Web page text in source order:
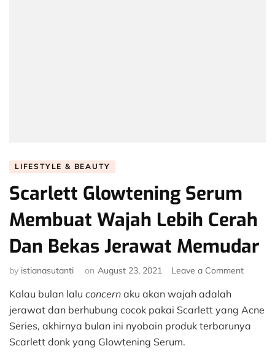
LIFESTYLE & BEAUTY
Scarlett Glowtening Serum
Membuat Wajah Lebih Cerah
Dan Bekas Jerawat Memudar
by istianasutanti on August 23, 2021 Leave a Commenton
Serum
Kalau bulan lalu concern aku akan wajah adalah
jerawat dan berhubung cocok pakai Scarlett yang Acne
Series, akhirnya bulan ini nyobain produk terbarunya
Scarlett donk yang Glowtening Serum.